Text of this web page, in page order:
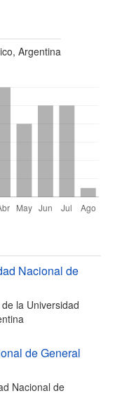
Argentina
Nacional de
la Universidad
de General
Nacional de